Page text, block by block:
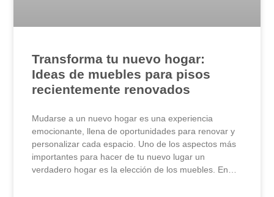
Transforma tu nuevo hogar:
Ideas de muebles para pisos
recientemente renovados
Mudarse a un nuevo hogar es una experiencia
emocionante, llena de oportunidades para renovar y
personalizar cada espacio. Uno de los aspectos más
importantes para hacer de tu nuevo lugar un
verdadero hogar es la elección de los muebles. En…